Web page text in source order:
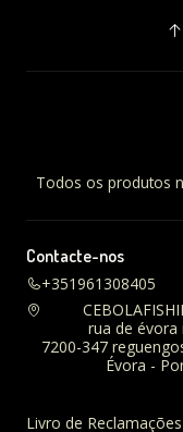
Todos os produtos
Contacte-nos
+351961308405
rua de évora
7200-347
Évora -
Livro de Reclamações